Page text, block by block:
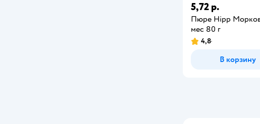
5,72 р.
Пюре Hipp
мес 80 г
4,8
В корзину